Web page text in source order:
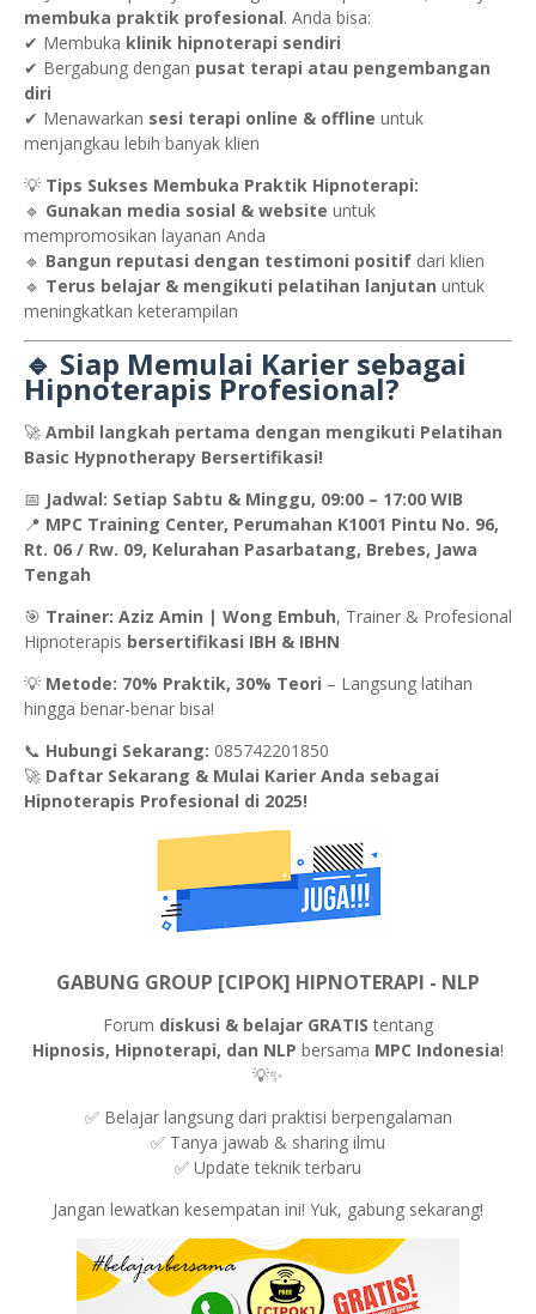
membuka praktik profesional. Anda bisa:
✔ Membuka klinik hipnoterapi sendiri
✔ Bergabung dengan pusat terapi atau pengembangan
diri
✔ Menawarkan sesi terapi online & offline untuk
menjangkau lebih banyak klien
💡 Tips Sukses Membuka Praktik Hipnoterapi:
🔹 Gunakan media sosial & website untuk
mempromosikan layanan Anda
🔹 Bangun reputasi dengan testimoni positif dari klien
🔹 Terus belajar & mengikuti pelatihan lanjutan untuk
meningkatkan keterampilan
🔹 Siap Memulai Karier sebagai
Hipnoterapis Profesional?
🚀 Ambil langkah pertama dengan mengikuti Pelatihan
Basic Hypnotherapy Bersertifikasi!
📅 Jadwal: Setiap Sabtu & Minggu, 09:00 – 17:00 WIB
📍 MPC Training Center, Perumahan K1001 Pintu No. 96,
Rt. 06 / Rw. 09, Kelurahan Pasarbatang, Brebes, Jawa
Tengah
🎯 Trainer: Aziz Amin | Wong Embuh, Trainer & Profesional
Hipnoterapis bersertifikasi IBH & IBHN
💡 Metode: 70% Praktik, 30% Teori – Langsung latihan
hingga benar-benar bisa!
📞 Hubungi Sekarang: 085742201850
🚀 Daftar Sekarang & Mulai Karier Anda sebagai
Hipnoterapis Profesional di 2025!
GABUNG GROUP [CIPOK] HIPNOTERAPI - NLP
Forum diskusi & belajar GRATIS tentang
Hipnosis, Hipnoterapi, dan NLP bersama MPC Indonesia!
💡✨
✅ Belajar langsung dari praktisi berpengalaman
✅ Tanya jawab & sharing ilmu
✅ Update teknik terbaru
Jangan lewatkan kesempatan ini! Yuk, gabung sekarang!